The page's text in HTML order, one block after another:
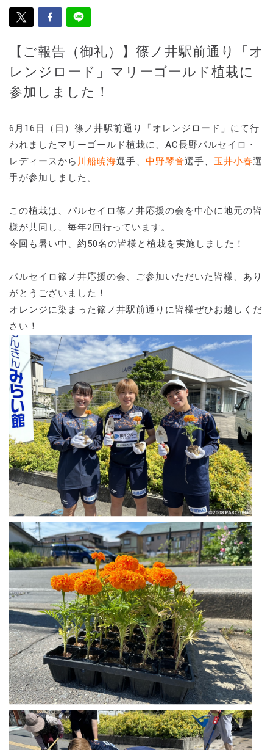
【ご報告（御礼）】篠ノ井駅前通り「オ
レンジロード」マリーゴールド植栽に
参加しました！
6月16日（日）篠ノ井駅前通り「オレンジロード」にて行
われましたマリーゴールド植栽に、AC長野パルセイロ・
レディースから 川船暁海選手、 中野琴音選手、 玉井小春選
手が参加しました。
この植栽は、パルセイロ篠ノ井応援の会を中心に地元の皆
様が共同し、毎年2回行っています。
今回も暑い中、約50名の皆様と植栽を実施しました！
パルセイロ篠ノ井応援の会、ご参加いただいた皆様、あり
がとうございました！
オレンジに染まった篠ノ井駅前通りに皆様ぜひお越しくだ
さい！